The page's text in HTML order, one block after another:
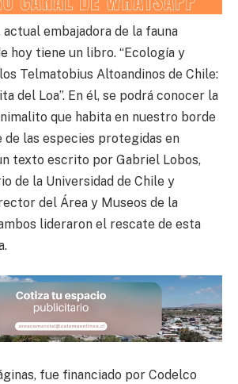
actual embajadora de la fauna
hoy tiene un libro. “Ecología y
Telmatobius Altoandinos de Chile:
del Loa”. En él, se podrá conocer la
que habita en nuestro borde
de las especies protegidas en
texto escrito por Gabriel Lobos,
de la Universidad de Chile y
del Área y Museos de la
lideraron el rescate de esta
fue financiado por Codelco